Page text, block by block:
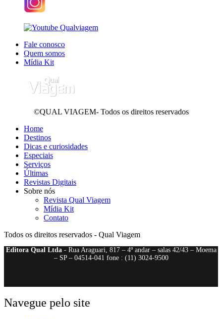
Fale conosco
Quem somos
Mídia Kit
©QUAL VIAGEM- Todos os direitos reservados
Home
Destinos
Dicas e curiosidades
Especiais
Serviços
Últimas
Revistas Digitais
Sobre nós
Revista Qual Viagem
Mídia Kit
Contato
Todos os direitos reservados - Qual Viagem
Editora Qual Ltda- Rua Araguari, 817 – 4º andar – salas 42/43 – Moema
– SP – 04514-041 fone : (11) 3024-9500
Navegue pelo site